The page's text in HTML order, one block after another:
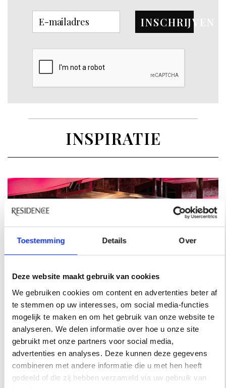
Toestemming Details Over
Deze website maakt gebruik van cookies
We gebruiken cookies om content en advertenties beter af
te stemmen op uw interesses, om social media-functies
mogelijk te maken en om het gebruik van onze website te
analyseren. We delen informatie over hoe u onze site
gebruikt met onze partners voor social media,
advertenties en analyses. Deze kunnen deze gegevens
combineren met andere informatie die u met hen heeft
gedeeld of die zij hebben verzameld via uw gebruik van
INSCHRIJVEN
INSPIRATIE